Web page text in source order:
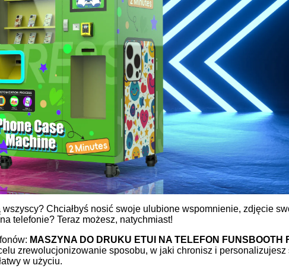
Chciałbyś nosić swoje ulubione wspomnienie, zdjęcie
telefonie? Teraz możesz, natychmiast!
MASZYNA DO DRUKU ETUI NA TELEFON FUNSBOOTH
zrewolucjonizowanie sposobu, w jaki chronisz i personalizujesz
w użyciu.